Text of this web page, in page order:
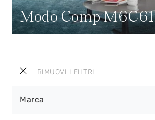
RIMUOVI I FILTRI
Marca
Modo Comp M6C61